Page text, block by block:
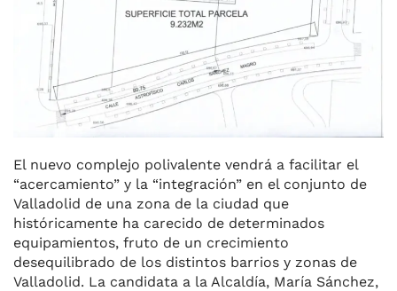
El nuevo complejo polivalente vendrá a facilitar el
“acercamiento” y la “integración” en el conjunto de
Valladolid de una zona de la ciudad que
históricamente ha carecido de determinados
equipamientos, fruto de un crecimiento
desequilibrado de los distintos barrios y zonas de
Valladolid. La candidata a la Alcaldía, María Sánchez,